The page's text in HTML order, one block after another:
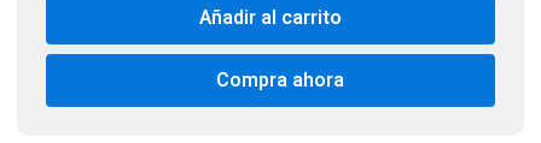
Multi
with
Añadir al carrito
Compra ahora